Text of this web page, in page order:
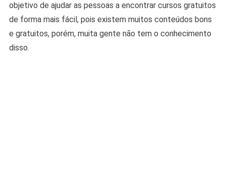
objetivo de ajudar as pessoas a encontrar cursos gratuitos
de forma mais fácil, pois existem muitos conteúdos bons
e gratuitos, porém, muita gente não tem o conhecimento
disso.